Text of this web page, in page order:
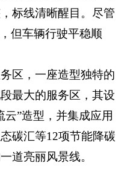
标线清晰醒目。尽管
但车辆行驶平稳顺
区，一座造型独特的
最大的服务区，其设
”造型，并集成应用
碳汇等12项节能降碳
道亮丽风景线。